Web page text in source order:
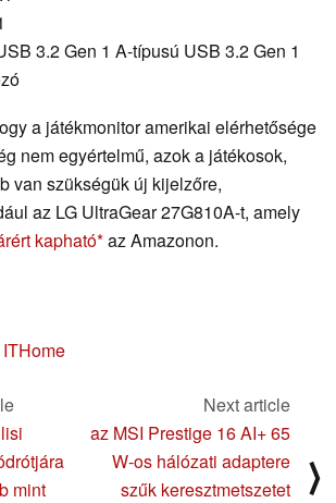
3.2 Gen 1 A-típusú USB 3.2 Gen 1
a játékmonitor amerikai elérhetősége
nem egyértelmű, azok a játékosok,
van szükségük új kijelzőre,
az LG UltraGear 27G810A-t, amely
kapható az Amazonon.
ITHome
mint
Next article
az MSI Prestige 16 AI+ 65
W-os hálózati adaptere
szűk keresztmetszetet
⟩